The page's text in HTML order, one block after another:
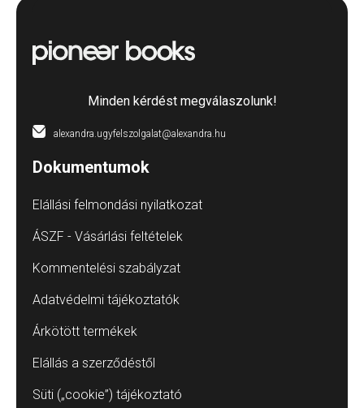
Minden kérdést megválaszolunk!
alexandra.ugyfelszolgalat@alexandra.hu
Dokumentumok
Elállási felmondási nyilatkozat
ÁSZF - Vásárlási feltételek
Kommentelési szabályzat
Adatvédelmi tájékoztatók
Árkötött termékek
Elállás a szerződéstől
Süti („cookie”) tájékoztató